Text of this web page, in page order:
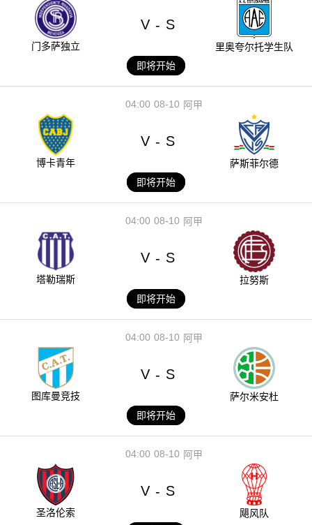
门多萨独立
V - S
里奥夸尔托学生队
即将开始
08-10
04:00 阿甲
博卡青年
V - S
萨斯菲尔德
即将开始
08-10
04:00 阿甲
塔勒瑞斯
V - S
拉努斯
即将开始
08-10
04:00 阿甲
图库曼竞技
V - S
萨尔米安杜
即将开始
08-10
04:00 阿甲
圣洛伦索
V - S
飓风队